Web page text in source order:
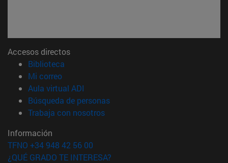
Accesos directos
Biblioteca
Mi correo(abre en nueva ventana)
Aula virtual ADI
Búsqueda de personas(abre en nueva ventana)
Trabaja con nosotros(abre en nueva ventana)
Información
TFNO +34 948 42 56 00
¿QUÉ GRADO TE INTERESA?